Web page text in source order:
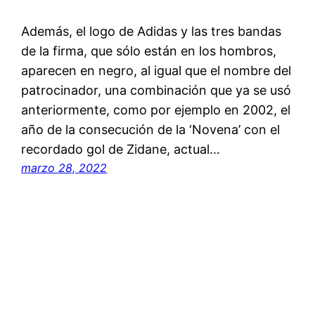
Además, el logo de Adidas y las tres bandas
de la firma, que sólo están en los hombros,
aparecen en negro, al igual que el nombre del
patrocinador, una combinación que ya se usó
anteriormente, como por ejemplo en 2002, el
año de la consecución de la ‘Novena’ con el
recordado gol de Zidane, actual…
marzo 28, 2022